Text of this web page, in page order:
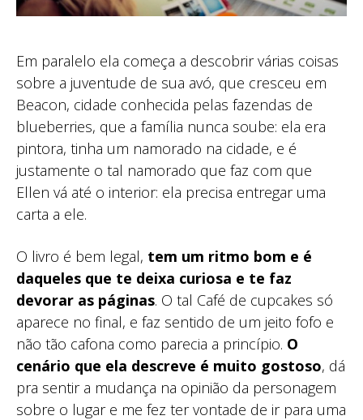
Em paralelo ela começa a descobrir várias coisas
sobre a juventude de sua avó, que cresceu em
Beacon, cidade conhecida pelas fazendas de
blueberries, que a família nunca soube: ela era
pintora, tinha um namorado na cidade, e é
justamente o tal namorado que faz com que
Ellen vá até o interior: ela precisa entregar uma
carta a ele.
O livro é bem legal, tem um ritmo bom e é
daqueles que te deixa curiosa e te faz
devorar as páginas. O tal Café de cupcakes só
aparece no final, e faz sentido de um jeito fofo e
não tão cafona como parecia a princípio. O
cenário que ela descreve é muito gostoso, dá
pra sentir a mudança na opinião da personagem
sobre o lugar e me fez ter vontade de ir para uma